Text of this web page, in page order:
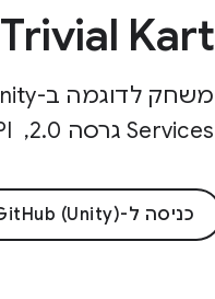
Trivial Kart ב-Unity ו-Godot
Services גרסה 2.0, ‏ Play Integrity API ו-Input SDK.
כניסה ל-GitHub (Unity)